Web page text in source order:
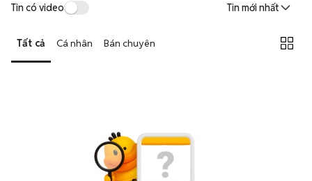
Tin có video Tin mới nhất
Tất cả Cá nhân Bán chuyên